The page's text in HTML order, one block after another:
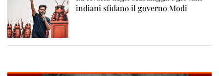
indiani sfidano il governo Modi